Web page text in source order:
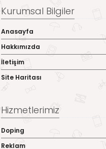
Kurumsal Bilgiler
Anasayfa
Hakkımızda
İletişim
Site Haritası
Hizmetlerimiz
Doping
Reklam